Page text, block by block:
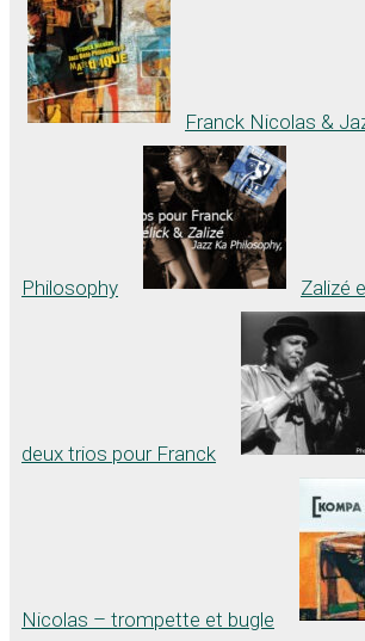
Franck Nicolas &
Philosophy Zalizé
deux trios pour Franck
Nicolas – trompette et bugle